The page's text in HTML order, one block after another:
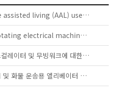
IEC TS 63134:2020 - Active assisted living (AAL) use cases
IEC 60034-5:2020 RLV - Rotating electrical machines - Part 5: Degrees of protection provided by the integral design of rotating electrical machines (IP code) - Classification
KS B ISO/TS 25740-1 - 에스컬레이터 및 무빙워크에 대한 안전요건 — 제1부: 세계공통 필수 안전요건(GESRs)
KS B ISO/TS 8100-21 - 승객 및 화물 운송용 엘리베이터 —제21부: 세계공통 필수안전요건(GESRs)을 충족하는 세계공통 안전 파라미터(GSPs)